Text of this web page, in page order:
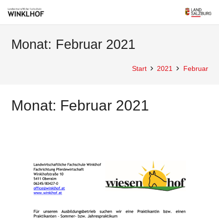
Monat: Februar 2021
Start 2021 Februar
Monat: Februar 2021